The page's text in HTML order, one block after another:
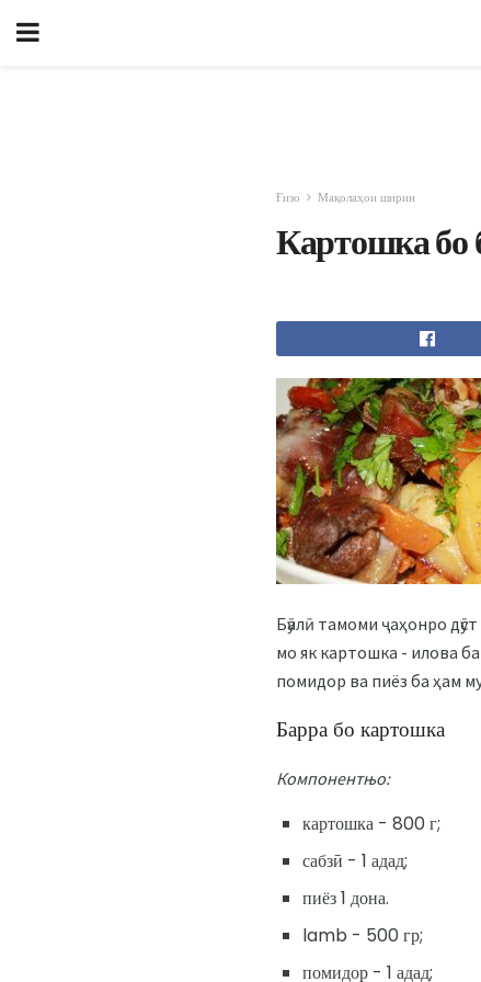
Ғизо Мақолаҳои ширин
Картошка бо
Бӯалӣ тамоми ҷаҳонро
мо як картошка - илова
помидор ва пиёз ба ҳам
Барра бо картошка
Компонентњо:
картошка - 800 г;
сабзӣ - 1 адад;
пиёз 1 дона.
lamb - 500 гр;
помидор - 1 адад;